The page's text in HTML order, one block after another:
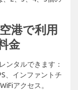
港で利用
金
ンタルできます：
、インファントチ
アクセス。